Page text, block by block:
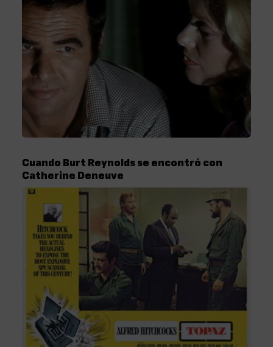
Cuando Burt Reynolds se encontró con
Catherine Deneuve